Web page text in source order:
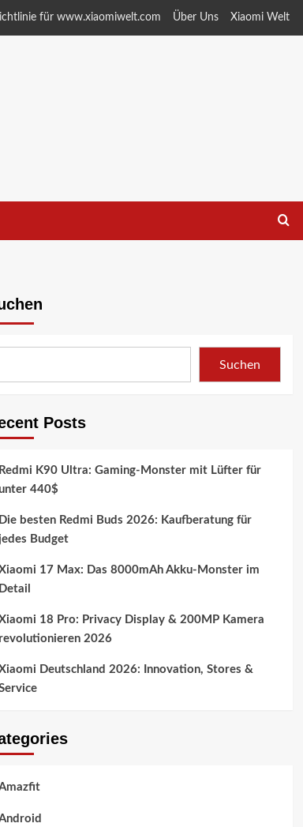
für www.xiaomiwelt.com Über Uns Xiaomi Welt
Suchen
Posts
Redmi K90 Ultra: Gaming-Monster mit Lüfter für
440$
Die besten Redmi Buds 2026: Kaufberatung für
Budget
17 Max: Das 8000mAh Akku-Monster im
Detail
18 Pro: Privacy Display & 200MP Kamera
revolutionieren 2026
Deutschland 2026: Innovation, Stores &